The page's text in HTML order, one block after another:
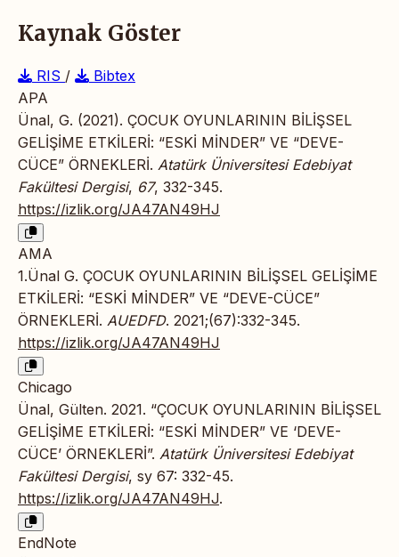
Kaynak Göster
RIS /
Bibtex
APA
Ünal, G. (2021). ÇOCUK OYUNLARININ BİLİŞSEL
GELİŞİME ETKİLERİ: “ESKİ MİNDER” VE “DEVE-
CÜCE” ÖRNEKLERİ. Atatürk Üniversitesi Edebiyat
Fakültesi Dergisi, 67, 332-345.
https://izlik.org/JA47AN49HJ
AMA
1.Ünal G. ÇOCUK OYUNLARININ BİLİŞSEL GELİŞİME
ETKİLERİ: “ESKİ MİNDER” VE “DEVE-CÜCE”
ÖRNEKLERİ. AUEDFD. 2021;(67):332-345.
https://izlik.org/JA47AN49HJ
Chicago
Ünal, Gülten. 2021. “ÇOCUK OYUNLARININ BİLİŞSEL
GELİŞİME ETKİLERİ: “ESKİ MİNDER” VE ‘DEVE-
CÜCE’ ÖRNEKLERİ”. Atatürk Üniversitesi Edebiyat
Fakültesi Dergisi, sy 67: 332-45.
https://izlik.org/JA47AN49HJ.
EndNote